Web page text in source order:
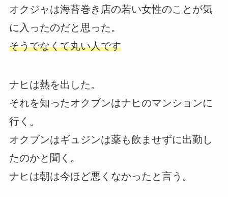
オクジャは海苔巻き店の若い女性のことが気
に入ったのだと思った。
そうでなくて丸い人です
ナヒは熱を出した。
それを知ったオクブンはナヒのマンションに
行く。
オクブンはギュジンは薬も飲ませずに出勤し
たのかと聞く。
ナヒは朝は今ほど悪くなかったと言う。